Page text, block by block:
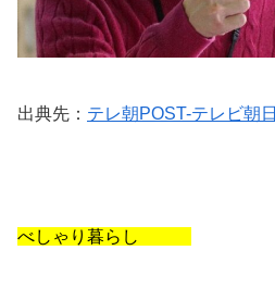
出典先： テレ朝POST-テレビ朝日
べしゃり暮らし